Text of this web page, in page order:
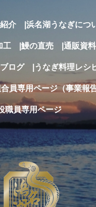
介 浜名湖うなぎにつ
工 鰻の直売 通販資
ログ うなぎ料理レシ
員専用ページ（事業報
職員専用ページ